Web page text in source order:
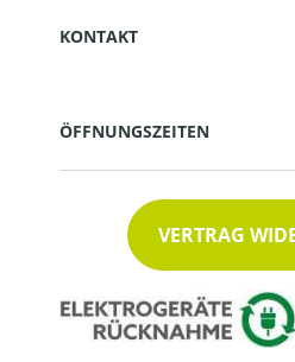
KONTAKT
ÖFFNUNGSZEITEN
VERTRAG